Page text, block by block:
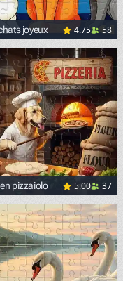
wikipedia/
joyeux 4.75 58
pizzaiolo 5.00 37